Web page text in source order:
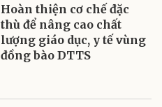
Hoàn thiện cơ chế đặc
thù để nâng cao chất
lượng giáo dục, y tế vùng
đồng bào DTTS